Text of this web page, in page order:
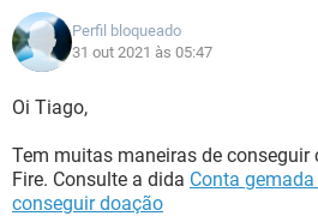
Perfil bloqueado
31 out 2021 às 05:47
Oi Tiago,
Tem muitas maneiras de conseguir
Fire. Consulte a dida Conta
conseguir doação